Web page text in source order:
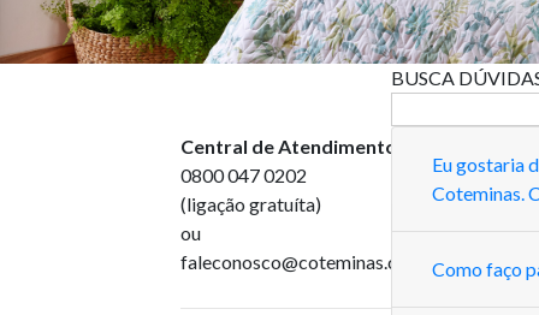
BUSCA
Central de Atendimento
0800 047 0202
(ligação gratuíta)
ou
faleconosco@coteminas.com.br
Eu gostaria
Coteminas.
Como faço